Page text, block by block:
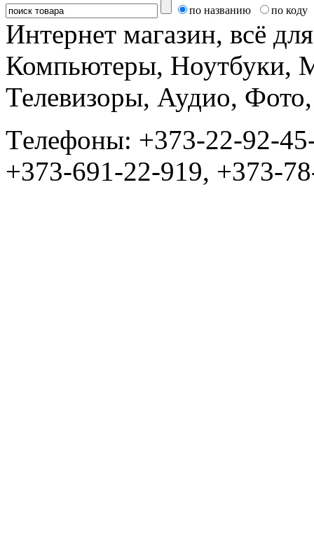
по названию по коду
Интернет магазин, всё
Компьютеры, Ноутбуки,
Телевизоры, Аудио,
Tелефоны: +373-22-92-
+373-691-22-919, +373-